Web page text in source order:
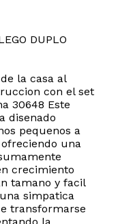
DUPLO
la casa al
con el set
30648 Este
disenado
pequenos a
una
crecimiento
tamano y facil
simpatica
transformarse